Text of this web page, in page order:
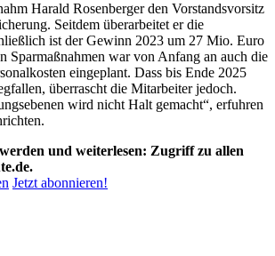
Harald Rosenberger den Vorstandsvorsitz
Seitdem überarbeitet er die
ist der Gewinn 2023 um 27 Mio. Euro
Sparmaßnahmen war von Anfang an auch die
eingeplant. Dass bis Ende 2025
überrascht die Mitarbeiter jedoch.
wird nicht Halt gemacht“, erfuhren
und weiterlesen: Zugriff zu allen
Jetzt abonnieren!